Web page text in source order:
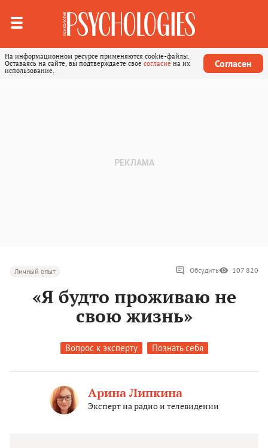
На информационном ресурсе применяются cookie-файлы.
Оставаясь на сайте, вы подтверждаете свое согласие на их
использование.
Согласен
Личный опыт Обсудить 107 820
«Я будто проживаю не
свою жизнь»
Вопрос к эксперту Познать себя
Арина Липкина
Эксперт на радио и телевидении